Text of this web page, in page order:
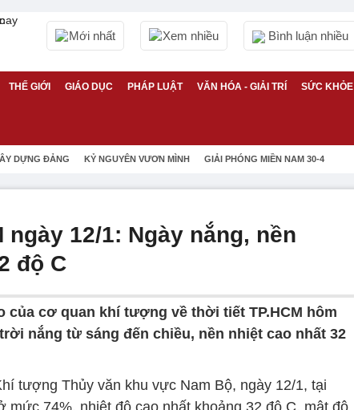
Mới nhất Xem nhiều Bình luận nhiều
THẾ GIỚI GIÁO DỤC PHÁP LUẬT VĂN HÓA - GIẢI TRÍ SỨC KHỎE
DỰNG ĐẢNG KỶ NGUYÊN VƯƠN MÌNH GIẢI PHÓNG MIỀN NAM 30-4
ngày 12/1: Ngày nắng, nền
độ C
của cơ quan khí tượng về thời tiết TP.HCM hôm
nắng từ sáng đến chiều, nền nhiệt cao nhất 32
tượng Thủy văn khu vực Nam Bộ, ngày 12/1, tại
mức 74%, nhiệt độ cao nhất khoảng 32 độ C, mật độ